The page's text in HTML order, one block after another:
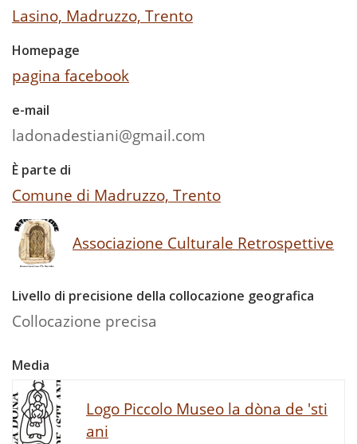
Lasino, Madruzzo, Trento
Homepage
pagina facebook
e-mail
ladonadestiani@gmail.com
È parte di
Comune di Madruzzo, Trento
Associazione Culturale Retrospettive
Livello di precisione della collocazione geografica
Collocazione precisa
Media
Logo Piccolo Museo la dòna de 'sti
ani